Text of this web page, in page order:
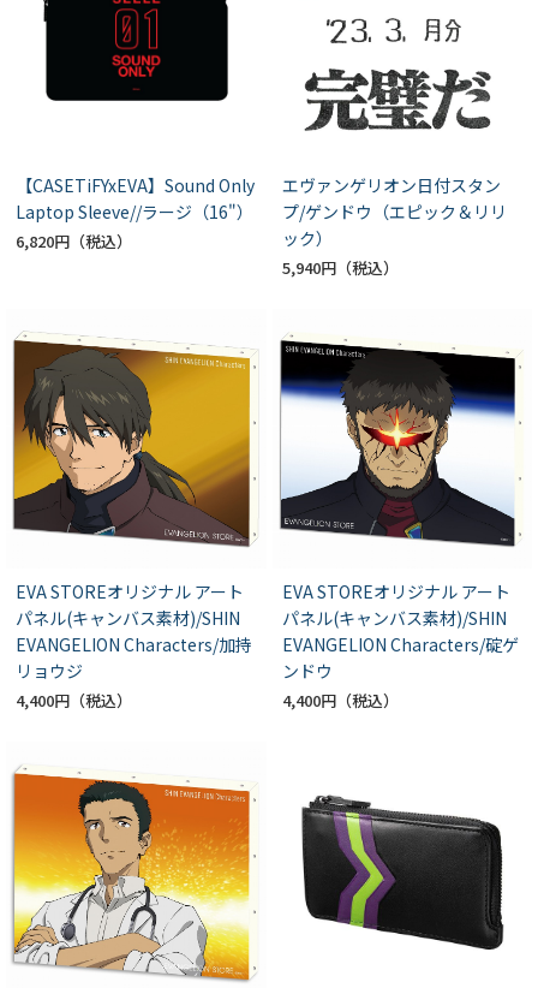
【CASETiFYxEVA】Sound Only
Laptop Sleeve//ラージ（16"）
6,820円
エヴァンゲリオン日付スタン
プ/ゲンドウ（エピック＆リリ
ック）
5,940円
EVA STOREオリジナル アート
パネル(キャンバス素材)/SHIN
EVANGELION Characters/加持
リョウジ
4,400円
EVA STOREオリジナル アート
パネル(キャンバス素材)/SHIN
EVANGELION Characters/碇ゲ
ンドウ
4,400円